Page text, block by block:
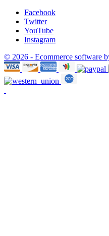
Facebook
Twitter
YouTube
Instagram
© 2026 - Ecommerce software